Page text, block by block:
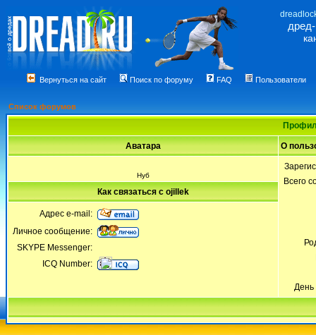
Вернуться на сайт Поиск по форуму FAQ Пользователи
Список форумов
Аватара О
Нуб
Всего
День
Как связаться с ojillek
Адрес e-mail:
Личное сообщение:
SKYPE Messenger:
ICQ Number: